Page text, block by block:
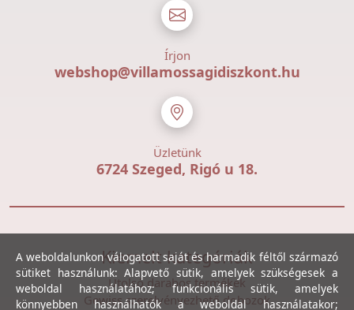
Írjon
webshop@villamossagidiszkont.hu
Üzletünk
6724 Szeged, Rigó u 18.
Kiemelt kategóriák
Utolsó darabos termékek
Gewiss szerelvényezhető dobozok
A weboldalunkon válogatott saját és harmadik féltől származó
sütiket használunk: Alapvető sütik, amelyek szükségesek a
weboldal használatához; funkcionális sütik, amelyek
könnyebben használhatók a weboldal használatakor;